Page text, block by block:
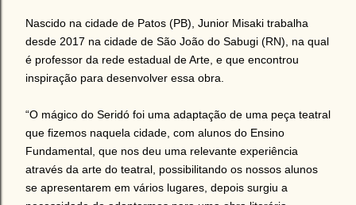
Nascido na cidade de Patos (PB), Junior Misaki trabalha
desde 2017 na cidade de São João do Sabugi (RN), na qual
é professor da rede estadual de Arte, e que encontrou
inspiração para desenvolver essa obra.
“O mágico do Seridó foi uma adaptação de uma peça teatral
que fizemos naquela cidade, com alunos do Ensino
Fundamental, que nos deu uma relevante experiência
através da arte do teatral, possibilitando os nossos alunos
se apresentarem em vários lugares, depois surgiu a